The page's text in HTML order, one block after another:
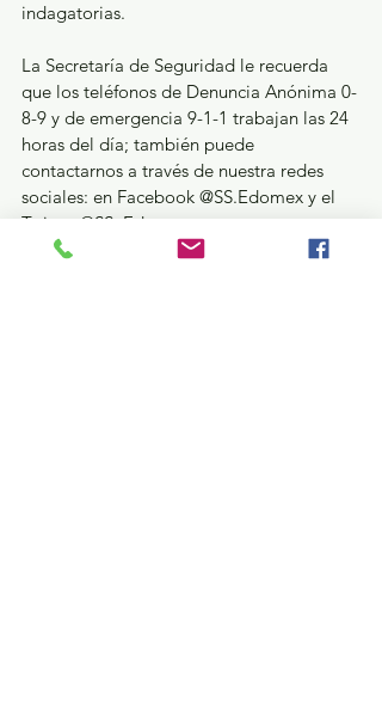
indagatorias.
La Secretaría de Seguridad le recuerda
que los teléfonos de Denuncia Anónima 0-
8-9 y de emergencia 9-1-1 trabajan las 24
horas del día; también puede
contactarnos a través de nuestra redes
sociales: en Facebook @SS.Edomex y el
Twitter @SS_Edomex.
Gubernatura Edoméx 2023